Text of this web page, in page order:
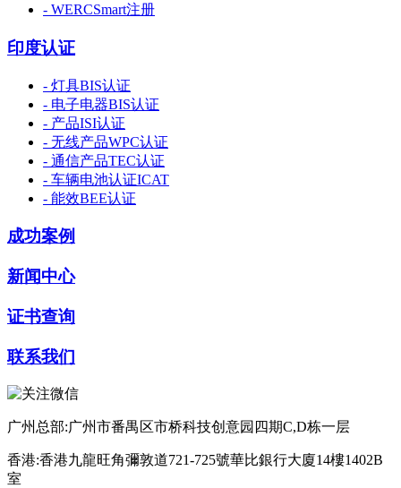
- WERCSmart注册
印度认证
- 灯具BIS认证
- 电子电器BIS认证
- 产品ISI认证
- 无线产品WPC认证
- 通信产品TEC认证
- 车辆电池认证ICAT
- 能效BEE认证
成功案例
新闻中心
证书查询
联系我们
广州总部:广州市番禺区市桥科技创意园四期C,D栋一层
香港:香港九龍旺角彌敦道721-725號華比銀行大廈14樓1402B
室